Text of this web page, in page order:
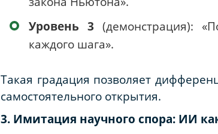
Уровень 3 (демонстрация):
каждого шага».
Такая градация позволяет
самостоятельного открытия.
3. Имитация научного спора: ИИ